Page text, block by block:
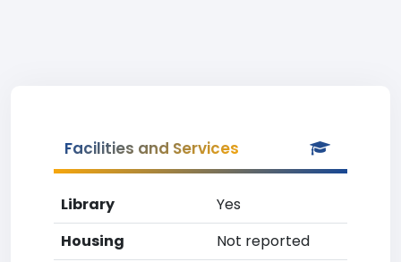
Facilities and Services
Library
Yes
Housing
Not reported